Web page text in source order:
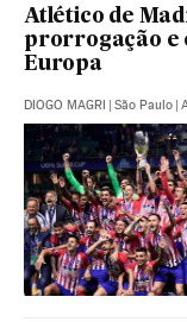
Atlético de
prorrogação e
Europa
DIOGO MAGRI | São Paulo |